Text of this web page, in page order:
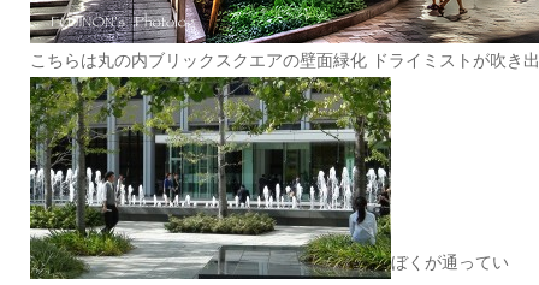
こちらは丸の内ブリックスクエアの壁面緑化 ドライミストが吹き
ぼくが通ってい